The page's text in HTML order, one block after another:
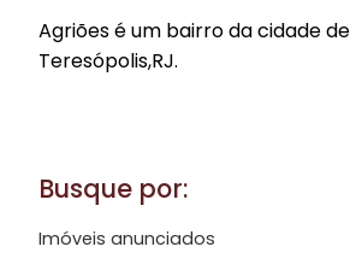
Agriões é um bairro da cidade de
Teresópolis,RJ.
Busque por:
Imóveis anunciados